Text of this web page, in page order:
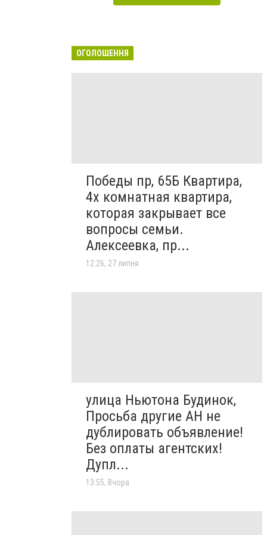
ОГОЛОШЕННЯ
Победы пр, 65Б Квартира,
4х комнатная квартира,
которая закрывает все
вопросы семьи.
Алексеевка, пр...
12:26, 27 липня
улица Ньютона Будинок,
Просьба другие АН не
дублировать объявление!
Без оплаты агентских!
Дупл...
13:55, Вчора